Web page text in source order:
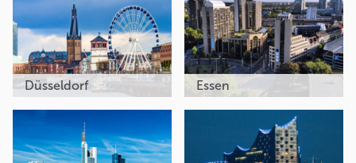
Düsseldorf Essen